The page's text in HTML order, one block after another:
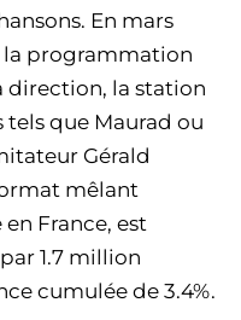
En mars
la programmation
direction, la station
tels que Maurad ou
Gérald
mêlant
France, est
1.7 million
cumulée de 3.4%.